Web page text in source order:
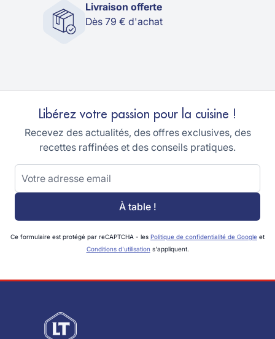
Livraison offerte
Dès 79 € d'achat
Libérez votre passion pour la cuisine !
Recevez des actualités, des offres exclusives, des
recettes raffinées et des conseils pratiques.
Adresse email
À table !
Ce formulaire est protégé par reCAPTCHA - les Politique de confidentialité de Google et
Conditions d'utilisation s'appliquent.